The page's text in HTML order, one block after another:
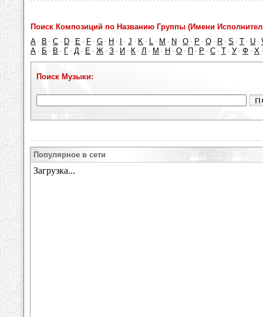
Поиск Композиций по Названию Группы (Имени
A · B · C · D · E · F · G · H · · J · K · L · M · N · O · P · Q · R · S · T · U ·
А · Б · В · Г · Д · Е · Ж · З · И · К · Л · М · Н · О · П · Р · С · Т · У · Ф · Х
Поиск Музыки:
Популярное в сети